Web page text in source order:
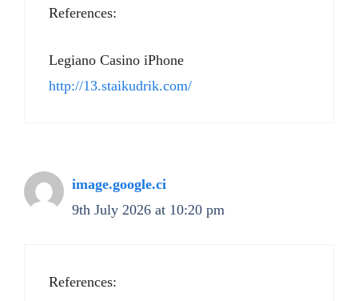
References:
Legiano Casino iPhone
http://13.staikudrik.com/
image.google.ci
9th July 2026 at 10:20 pm
References: